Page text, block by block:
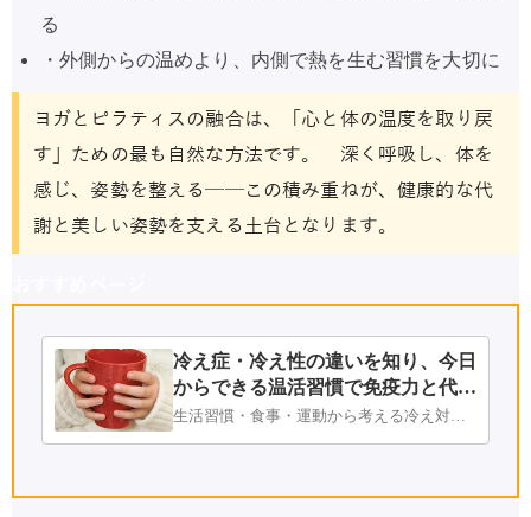
る
・外側からの温めより、内側で熱を生む習慣を大切に
ヨガとピラティスの融合は、「心と体の温度を取り戻
す」ための最も自然な方法です。 深く呼吸し、体を
感じ、姿勢を整える──この積み重ねが、健康的な代
謝と美しい姿勢を支える土台となります。